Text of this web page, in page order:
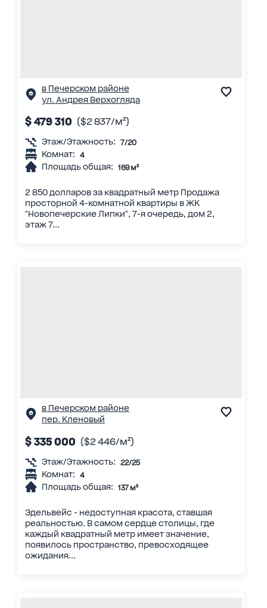
в Печерском районе
ул. Андрея Верхогляда
$ 479 310 ($2 837/м²)
Этаж/Этажность: 7/20
Комнат: 4
Площадь общая: 169 м²
2 850 долларов за квадратный метр Продажа
просторной 4-комнатной квартиры в ЖК
"Новопечерские Липки", 7-я очередь, дом 2,
этаж 7...
в Печерском районе
пер. Кленовый
$ 335 000 ($2 446/м²)
Этаж/Этажность: 22/25
Комнат: 4
Площадь общая: 137 м²
Эдельвейс - недоступная красота, ставшая
реальностью. В самом сердце столицы, где
каждый квадратный метр имеет значение,
появилось пространство, превосходящее
ожидания...